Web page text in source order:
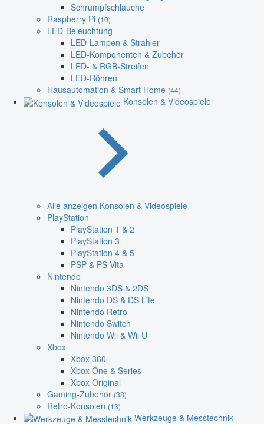
Schrumpfschläuche
Raspberry Pi (10)
LED-Beleuchtung
LED-Lampen & Strahler
LED-Komponenten & Zubehör
LED- & RGB-Streifen
LED-Röhren
Hausautomation & Smart Home (44)
Konsolen & Videospiele
Alle anzeigen Konsolen & Videospiele
PlayStation
PlayStation 1 & 2
PlayStation 3
PlayStation 4 & 5
PSP & PS Vita
Nintendo
Nintendo 3DS & 2DS
Nintendo DS & DS Lite
Nintendo Retro
Nintendo Switch
Nintendo Wii & Wii U
Xbox
Xbox 360
Xbox One & Series
Xbox Original
Gaming-Zubehör (38)
Retro-Konsolen (13)
Werkzeuge & Messtechnik